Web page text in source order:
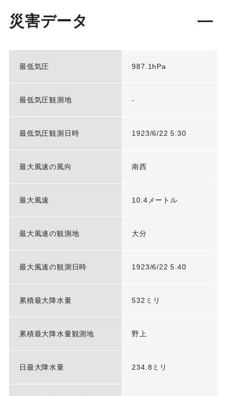
災害データ
最低気圧 987.1hPa
最低気圧観測地 -
最低気圧観測日時 1923/6/22 5:30
最大風速の風向 南西
最大風速 10.4メートル
最大風速の観測地 大分
最大風速の観測日時 1923/6/22 5:40
累積最大降水量 532ミリ
累積最大降水量観測地 野上
日最大降水量 234.8ミリ